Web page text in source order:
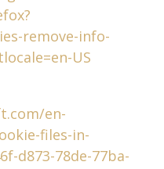
remove-info-
US
en-
files-in-
d873-78de-77ba-